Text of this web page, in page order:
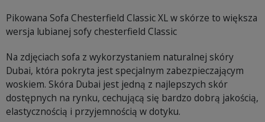
Pikowana Sofa Chesterfield Classic XL w skórze to większa
wersja lubianej sofy chesterfield Classic
Na zdjęciach sofa z wykorzystaniem naturalnej skóry
Dubai, która pokryta jest specjalnym zabezpieczającym
woskiem. Skóra Dubai jest jedną z najlepszych skór
dostępnych na rynku, cechującą się bardzo dobrą jakością,
elastycznością i przyjemnością w dotyku.